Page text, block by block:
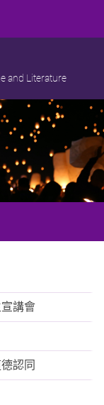
and Literature
講會
認同